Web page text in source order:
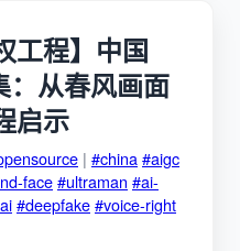
工程】中国
：从春风画面
启示
| #china#aigc
face#ultraman #ai-
#deepfake#voice-right